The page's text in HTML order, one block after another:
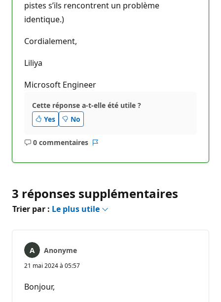
pistes s’ils rencontrent un problème
identique.)
Cordialement,
Liliya
Microsoft Engineer
Cette réponse a-t-elle été utile ?
Yes
No
0 commentaires
Aucun
3 réponses supplémentaires
Trier par : Le plus utile
Anonyme
21 mai 2024 à 05:57
Bonjour,